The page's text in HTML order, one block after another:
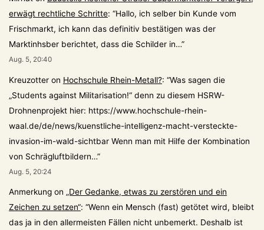
erwägt rechtliche Schritte: “Hallo, ich selber bin Kunde vom
Frischmarkt, ich kann das definitiv bestätigen was der
Marktinhsber berichtet, dass die Schilder in…”
Aug. 5, 20:40
Kreuzotter on Hochschule Rhein-Metall?: “Was sagen die
„Students against Militarisation!“ denn zu diesem HSRW-
Drohnenprojekt hier: https://www.hochschule-rhein-
waal.de/de/news/kuenstliche-intelligenz-macht-versteckte-
invasion-im-wald-sichtbar Wenn man mit Hilfe der Kombination
von Schrägluftbildern…”
Aug. 5, 20:24
Anmerkung on „Der Gedanke, etwas zu zerstören und ein
Zeichen zu setzen“: “Wenn ein Mensch (fast) getötet wird, bleibt
das ja in den allermeisten Fällen nicht unbemerkt. Deshalb ist